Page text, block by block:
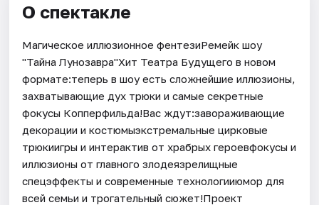
О спектакле
Магическое иллюзионное фентезиРемейк шоу
"Тайна Лунозавра"Хит Театра Будущего в новом
формате:теперь в шоу есть сложнейшие иллюзионы,
захватывающие дух трюки и самые секретные
фокусы Копперфильда!Вас ждут:завораживающие
декорации и костюмыэкстремальные цирковые
трюкиигры и интерактив от храбрых героевфокусы и
иллюзионы от главного злодеязрелищные
спецэффекты и современные технологииюмор для
всей семьи и трогательный сюжет!Проект